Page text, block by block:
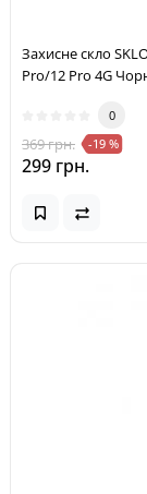
Захисне скло
Pro/12 Pro 4G
0
369 грн. -19 %
299 грн.